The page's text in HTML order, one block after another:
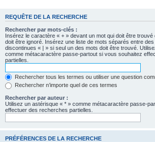
REQUÊTE DE LA RECHERCHE
Rechercher par mots-clés :
Insérez le caractère « + » devant un mot qui doit être
doit être ignoré. Insérez une liste de mots séparés entre
discontinues « | » si seul un des mots doit être trouvé.
comme métacaractère passe-partout si vous souhaitez
partielles.
Rechercher tous les termes ou utiliser une question
Rechercher n’importe quel de ces termes
Rechercher par auteur :
Utilisez un astérisque « * » comme métacaractère passe-
effectuer des recherches partielles.
PRÉFÉRENCES DE LA RECHERCHE